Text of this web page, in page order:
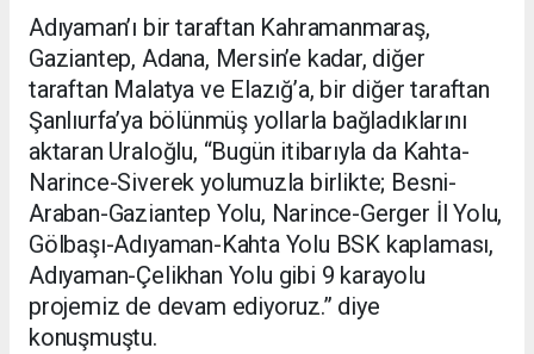
Adıyaman’ı bir taraftan Kahramanmaraş,
Gaziantep, Adana, Mersin’e kadar, diğer
taraftan Malatya ve Elazığ’a, bir diğer taraftan
Şanlıurfa’ya bölünmüş yollarla bağladıklarını
aktaran Uraloğlu, “Bugün itibarıyla da Kahta-
Narince-Siverek yolumuzla birlikte; Besni-
Araban-Gaziantep Yolu, Narince-Gerger İl Yolu,
Gölbaşı-Adıyaman-Kahta Yolu BSK kaplaması,
Adıyaman-Çelikhan Yolu gibi 9 karayolu
projemiz de devam ediyoruz.” diye
konuşmuştu.